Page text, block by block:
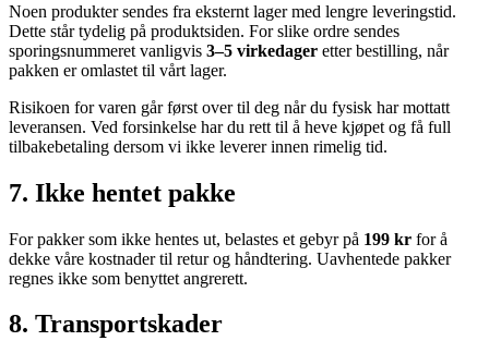
Noen produkter sendes fra eksternt lager med lengre leveringstid.
Dette står tydelig på produktsiden. For slike ordre sendes
sporingsnummeret vanligvis 3–5 virkedager etter bestilling, når
pakken er omlastet til vårt lager.
Risikoen for varen går først over til deg når du fysisk har mottatt
leveransen. Ved forsinkelse har du rett til å heve kjøpet og få full
tilbakebetaling dersom vi ikke leverer innen rimelig tid.
7. Ikke hentet pakke
For pakker som ikke hentes ut, belastes et gebyr på 199 kr for å
dekke våre kostnader til retur og håndtering. Uavhentede pakker
regnes ikke som benyttet angrerett.
8. Transportskader